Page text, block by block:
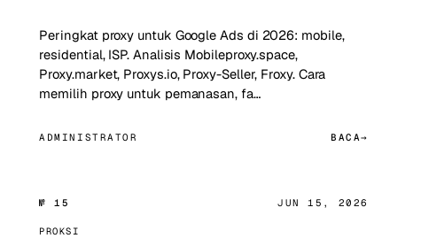
Peringkat proxy untuk Google Ads di 2026: mobile,
residential, ISP. Analisis Mobileproxy.space,
Proxy.market, Proxys.io, Proxy-Seller, Froxy. Cara
memilih proxy untuk pemanasan, fa…
ADMINISTRATOR BACA
№ 15 JUN 15, 2026
PROKSI